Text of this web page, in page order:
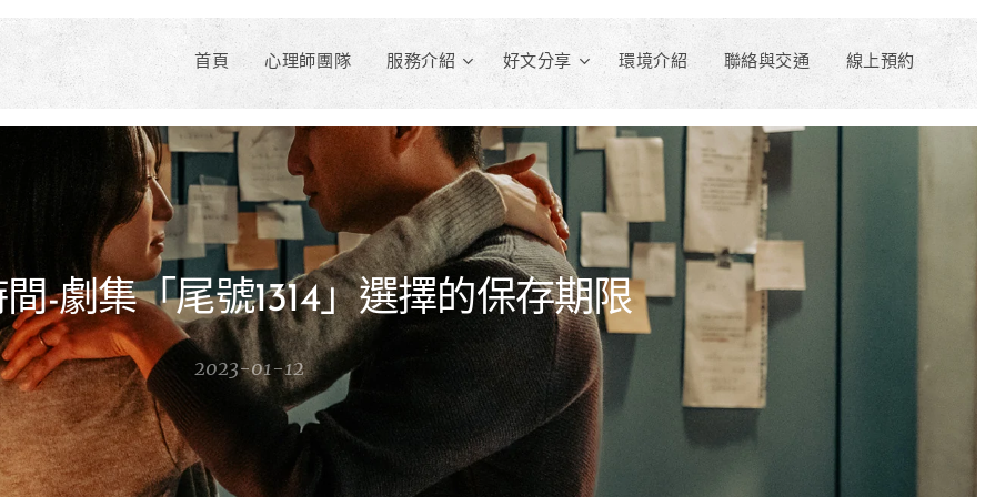
首頁 心理師團隊 服務介紹 好文分享 環境介紹 聯絡與交通 線上預約
-劇集「尾號1314」選擇的保存期限
2023-01-12